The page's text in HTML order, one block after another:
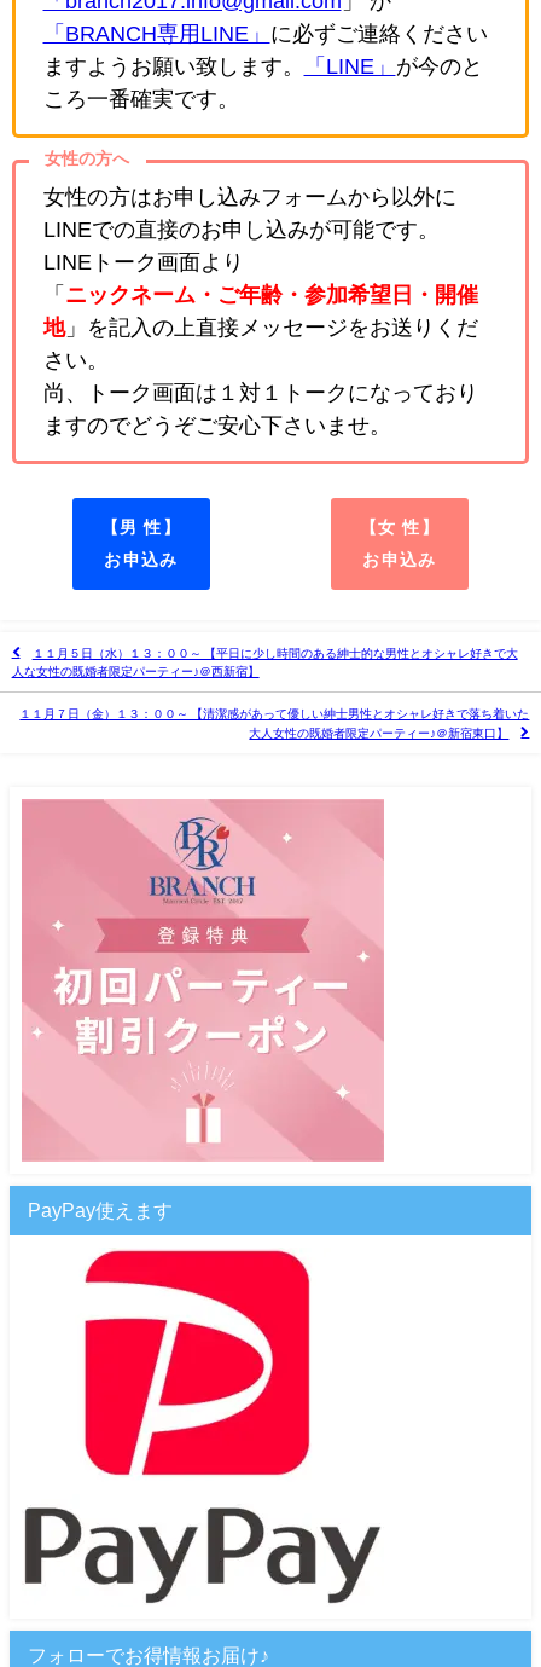
「BRANCH専用LINE」 に必ずご連絡ください
ますようお願い致します。
「LINE」 が今のと
ころ一番確実です。
女性の方へ
女性の方はお申し込みフォームから以外に
LINEでの直接のお申し込みが可能です。
LINEトーク画面より
「 ニックネーム・ご年齢・参加希望日・開催
地」を記入の上直接メッセージをお送りくだ
さい。
尚、トーク画面は１対１トークになっており
ますのでどうぞご安心下さいませ。
【男 性】
お申込み
【女 性】
お申込み
１１月５日（水）１３：００～ 【平日に少し時間のある紳士的な男性とオシャレ好きで大
人な女性の既婚者限定パーティー♪＠西新宿】
１１月７日（金）１３：００～ 【清潔感があって優しい紳士男性とオシャレ好きで落ち着いた
大人女性の既婚者限定パーティー♪＠新宿東口】
PayPay使えます
フォローでお得情報お届け♪